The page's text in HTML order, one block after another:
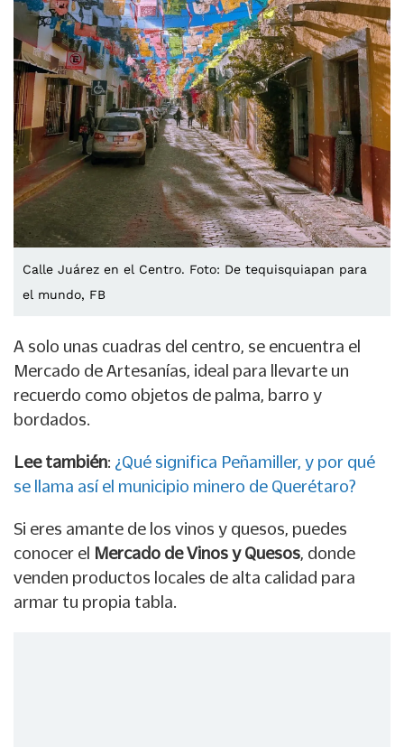
Calle Juárez en el Centro. Foto: De tequisquiapan para
el mundo, FB
A solo unas cuadras del centro, se encuentra el
Mercado de Artesanías, ideal para llevarte un
recuerdo como objetos de palma, barro y
bordados.
Lee también: ¿Qué significa Peñamiller, y por qué
se llama así el municipio minero de Querétaro?
Si eres amante de los vinos y quesos, puedes
conocer el Mercado de Vinos y Quesos, donde
venden productos locales de alta calidad para
armar tu propia tabla.